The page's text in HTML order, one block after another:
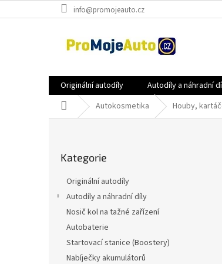
na
info@promojeauto.cz
Originální autodíly Autodíly a náhradní
Domů Autokosmetika Houby,
kategorie
Kategorie
Originální autodíly
Autodíly a náhradní díly
Nosič kol na tažné zařízení
Autobaterie
Startovací stanice (Boostery)
Nabíječky akumulátorů